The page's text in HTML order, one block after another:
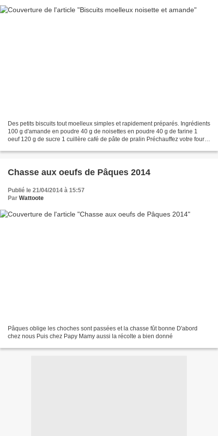
Des petits biscuits tout moelleux simples et rapidement préparés. Ingrédients
100 g d'amande en poudre 40 g de noisettes en poudre 40 g de farine 1
oeuf 120 g de sucre 1 cuillère café de pâte de pralin Préchauffez votre four à
Chasse aux oeufs de Pâques 2014
Publié le 21/04/2014 à 15:57
Par Wattoote
Pâques oblige les choches sont passées et la chasse fût bonne D'abord
chez nous Puis chez Papy Mamy aussi la récolte a bien donné